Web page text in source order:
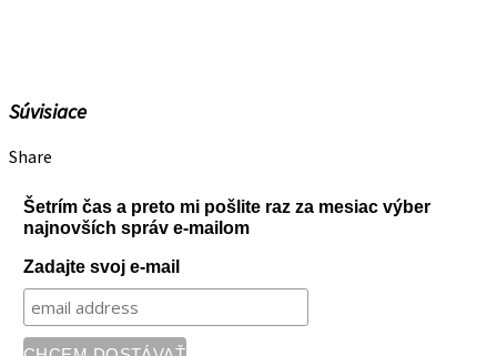
Súvisiace
Share
Šetrím čas a preto mi pošlite raz za mesiac výber
najnovších správ e-mailom
Zadajte svoj e-mail